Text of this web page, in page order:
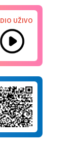
UŽIVO